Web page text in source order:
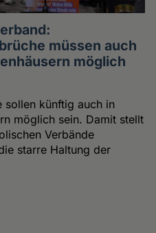
müssen auch
möglich
sollen künftig auch in
möglich sein. Damit stellt
Verbände
starre Haltung der